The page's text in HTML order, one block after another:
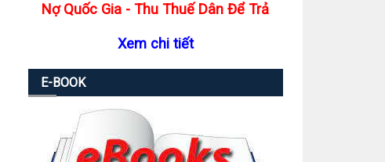
Nợ Quốc Gia - Thu Thuế Dân Để Trả
Xem chi tiết
E-BOOK